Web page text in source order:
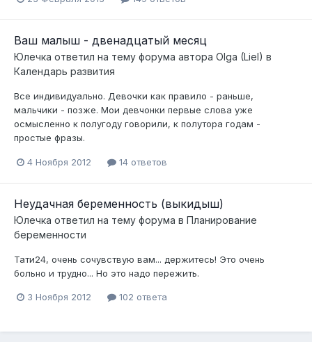
Ваш малыш - двенадцатый месяц
Юлечка ответил на тему форума автора Olga (Liel) в
Календарь развития
Все индивидуально. Девочки как правило - раньше,
мальчики - позже. Мои девчонки первые слова уже
осмысленно к полугоду говорили, к полутора годам -
простые фразы.
4 Ноября 2012 14 ответов
Неудачная беременность (выкидыш)
Юлечка ответил на тему форума в Планирование
беременности
Тати24, очень сочувствую вам... держитесь! Это очень
больно и трудно... Но это надо пережить.
3 Ноября 2012 102 ответа